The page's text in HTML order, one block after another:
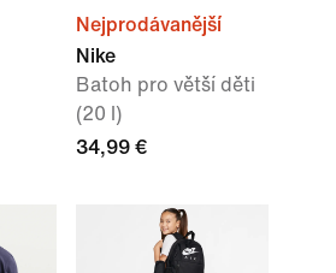
Nejprodávanější
Nike
Batoh pro větší děti
(20 l)
34,99 €